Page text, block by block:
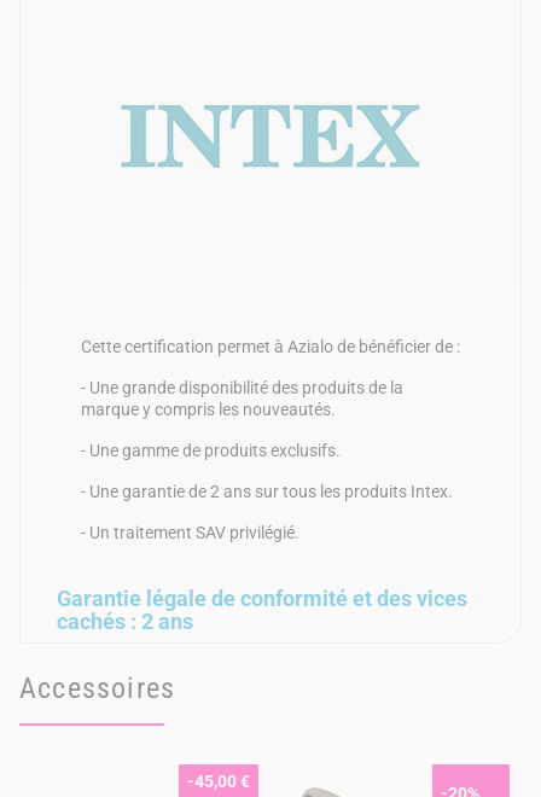
Cette certification permet à Azialo de bénéficier de :
- Une grande disponibilité des produits de la
marque y compris les nouveautés.
- Une gamme de produits exclusifs.
- Une garantie de 2 ans sur tous les produits Intex.
- Un traitement SAV privilégié.
Garantie légale de conformité et des vices
cachés : 2 ans
Accessoires
-45,00 €